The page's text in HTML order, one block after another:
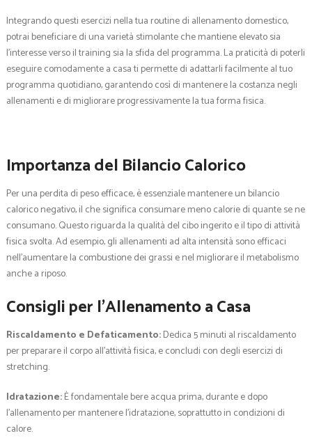
Integrando questi esercizi nella tua routine di allenamento domestico,
potrai beneficiare di una varietà stimolante che mantiene elevato sia
l’interesse verso il training sia la sfida del programma. La praticità di poterli
eseguire comodamente a casa ti permette di adattarli facilmente al tuo
programma quotidiano, garantendo così di mantenere la costanza negli
allenamenti e di migliorare progressivamente la tua forma fisica.
Importanza del Bilancio Calorico
Per una perdita di peso efficace, è essenziale mantenere un bilancio
calorico negativo, il che significa consumare meno calorie di quante se ne
consumano. Questo riguarda la qualità del cibo ingerito e il tipo di attività
fisica svolta. Ad esempio, gli allenamenti ad alta intensità sono efficaci
nell’aumentare la combustione dei grassi e nel migliorare il metabolismo
anche a riposo.
Consigli per l’Allenamento a Casa
Riscaldamento e Defaticamento:Dedica 5 minuti al riscaldamento
per preparare il corpo all’attività fisica, e concludi con degli esercizi di
stretching.
Idratazione:È fondamentale bere acqua prima, durante e dopo
l’allenamento per mantenere l’idratazione, soprattutto in condizioni di
calore.